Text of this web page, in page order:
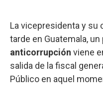
La vicepresidenta y su
tarde en Guatemala, un
anticorrupción viene
salida de la fiscal
Público en aquel